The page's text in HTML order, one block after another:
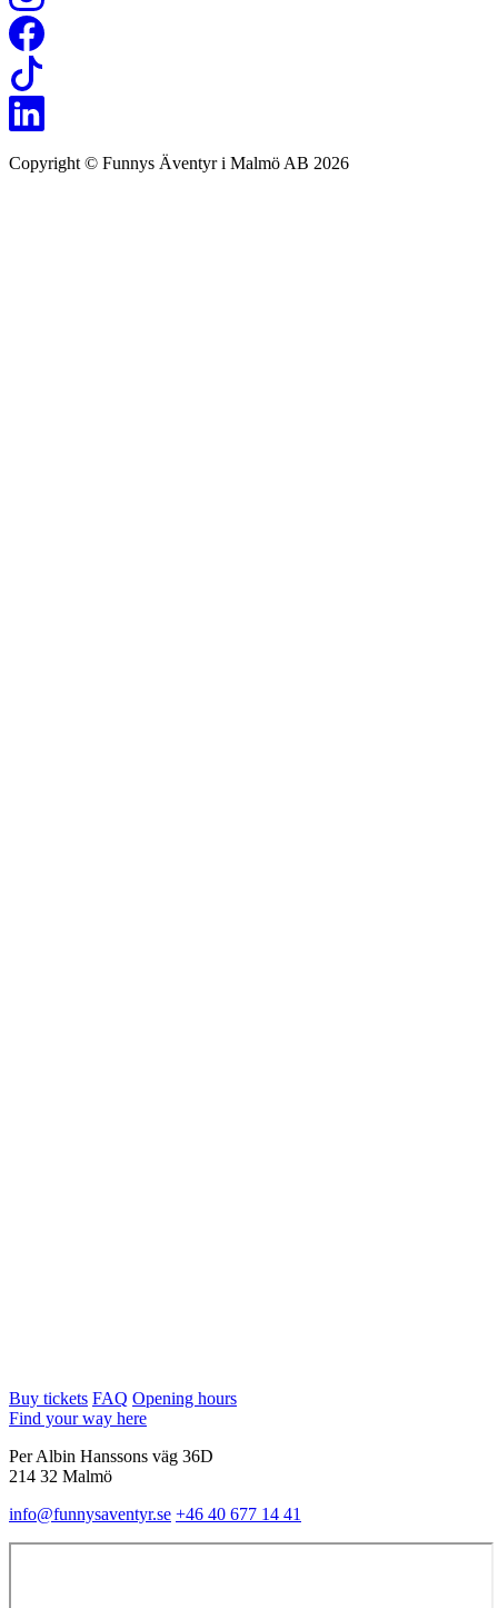
Copyright © Funnys Äventyr i Malmö AB 2026
Buy tickets FAQ Opening hours
Find your way here
Per Albin Hanssons väg 36D
214 32 Malmö
info@funnysaventyr.se +46 40 677 14 41